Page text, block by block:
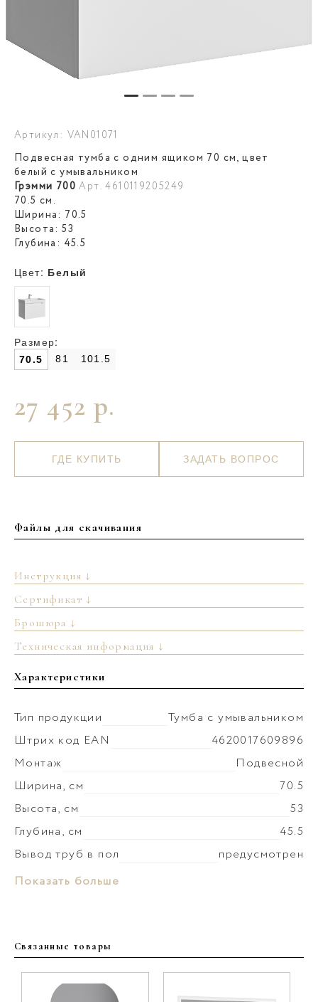
Артикул: VAN01071
27 452 р.
Подвесная тумба с одним ящиком 70 см, цвет
белый с умывальником
Грэмми 700 Арт. 4610119205249
70.5 см.
Ширина: 70.5
Высота: 53
Глубина: 45.5
Цвет: Белый
Размер:
70.5 81 101.5
ГДЕ КУПИТЬ ЗАДАТЬ ВОПРОС
Файлы для скачивания
Инструкция ↓
Сертификат ↓
Брошюра ↓
Техническая информация ↓
Характеристики
Тип продукции
Тумба с умывальником
Штрих код EAN
4620017609896
Монтаж
Подвесной
Ширина, см
70.5
Высота, см
53
Глубина, см
45.5
Вывод труб в пол
предусмотрен
Материал раковины
Материал корпуса
Покрытие фасада
Ориентация Универсальная
Показать больше
Связанные товары